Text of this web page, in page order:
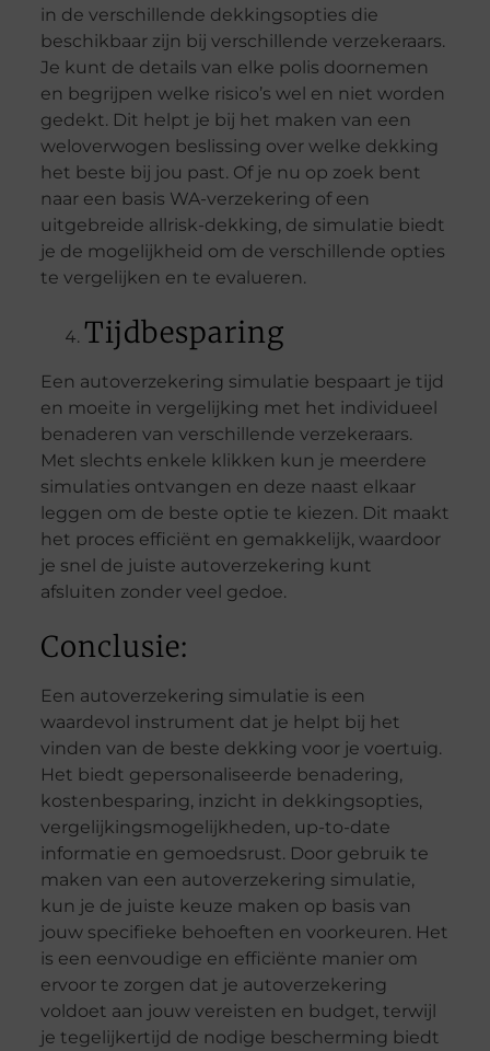
in de verschillende dekkingsopties die
beschikbaar zijn bij verschillende verzekeraars.
Je kunt de details van elke polis doornemen
en begrijpen welke risico’s wel en niet worden
gedekt. Dit helpt je bij het maken van een
weloverwogen beslissing over welke dekking
het beste bij jou past. Of je nu op zoek bent
naar een basis WA-verzekering of een
uitgebreide allrisk-dekking, de simulatie biedt
je de mogelijkheid om de verschillende opties
te vergelijken en te evalueren.
Tijdbesparing
Een autoverzekering simulatie bespaart je tijd
en moeite in vergelijking met het individueel
benaderen van verschillende verzekeraars.
Met slechts enkele klikken kun je meerdere
simulaties ontvangen en deze naast elkaar
leggen om de beste optie te kiezen. Dit maakt
het proces efficiënt en gemakkelijk, waardoor
je snel de juiste autoverzekering kunt
afsluiten zonder veel gedoe.
Conclusie:
Een autoverzekering simulatie is een
waardevol instrument dat je helpt bij het
vinden van de beste dekking voor je voertuig.
Het biedt gepersonaliseerde benadering,
kostenbesparing, inzicht in dekkingsopties,
vergelijkingsmogelijkheden, up-to-date
informatie en gemoedsrust. Door gebruik te
maken van een autoverzekering simulatie,
kun je de juiste keuze maken op basis van
jouw specifieke behoeften en voorkeuren. Het
is een eenvoudige en efficiënte manier om
ervoor te zorgen dat je autoverzekering
voldoet aan jouw vereisten en budget, terwijl
je tegelijkertijd de nodige bescherming biedt